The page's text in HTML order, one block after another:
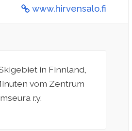
www.hirvensalo.fi
in Finnland,
vom Zentrum
r.y.